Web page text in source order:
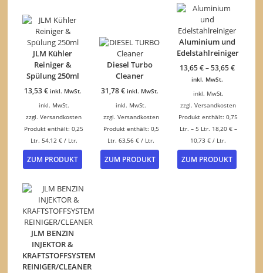
JLM Kühler
Reiniger &
Spülung 250ml
13,53€ inkl. MwSt.
inkl. MwSt.
zzgl.Versandkosten
Produkt enthält: 0,25
Ltr. 54,12 €/ Ltr.
ZUM PRODUKT
Diesel Turbo
Cleaner
31,78€ inkl. MwSt.
inkl. MwSt.
zzgl. Versandkosten
Produkt enthält: 0,5
Ltr. 63,56€ / Ltr.
ZUM PRODUKT
Aluminium und
Edelstahlreiniger
13,65€–53,65€
inkl. MwSt.
inkl. MwSt.
zzgl.Versandkosten
Produkt enthält: 0,75
Ltr. – 5 Ltr. 18,20 €–
10,73€ / Ltr.
ZUM PRODUKT
Dieses
JLM BENZIN
INJEKTOR &
KRAFTSTOFFSYSTEM
REINIGER/CLEANER